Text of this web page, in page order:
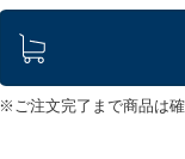
※ご注文完了まで商品は確